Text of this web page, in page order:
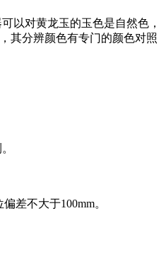
以对黄龙玉的玉色是自然色，
其分辨颜色有专门的颜色对照
差不大于100mm。